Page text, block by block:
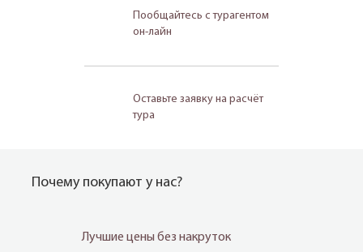
Пообщайтесь с турагентом
он-лайн
Оставьте заявку на расчёт
тура
Почему покупают у нас?
Лучшие цены без накруток